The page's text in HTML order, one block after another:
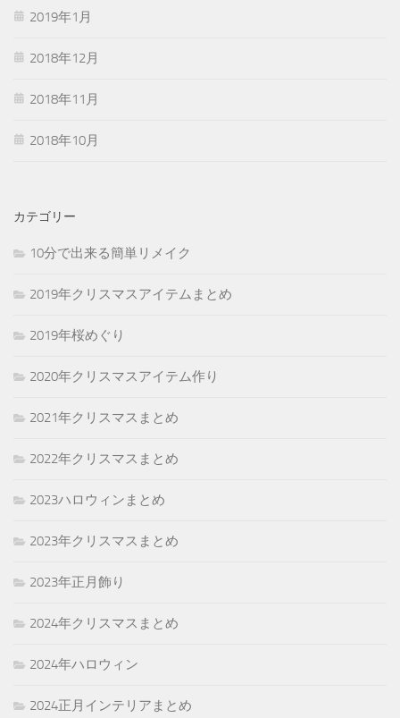
2019年1月
2018年12月
2018年11月
2018年10月
カテゴリー
10分で出来る簡単リメイク
2019年クリスマスアイテムまとめ
2019年桜めぐり
2020年クリスマスアイテム作り
2021年クリスマスまとめ
2022年クリスマスまとめ
2023ハロウィンまとめ
2023年クリスマスまとめ
2023年正月飾り
2024年クリスマスまとめ
2024年ハロウィン
2024正月インテリアまとめ